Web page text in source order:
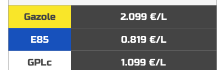
Gazole
2.099 €/L
E85
0.819 €/L
GPLc
1.099 €/L